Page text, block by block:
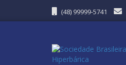
(48) 99999-5741